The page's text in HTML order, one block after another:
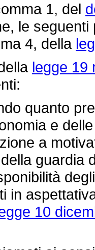
1, del
le
4, della
legge 19
quanto
e
a
guardia
in
10